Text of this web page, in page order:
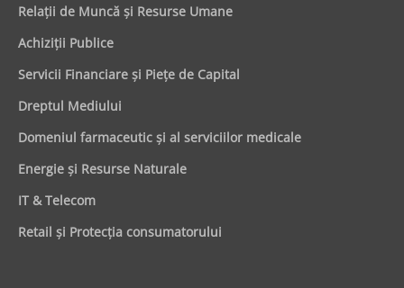
Relaţii de Muncă şi Resurse Umane
Achiziţii Publice
Servicii Financiare şi Pieţe de Capital
Dreptul Mediului
Domeniul farmaceutic și al serviciilor medicale
Energie şi Resurse Naturale
IT & Telecom
Retail şi Protecţia consumatorului